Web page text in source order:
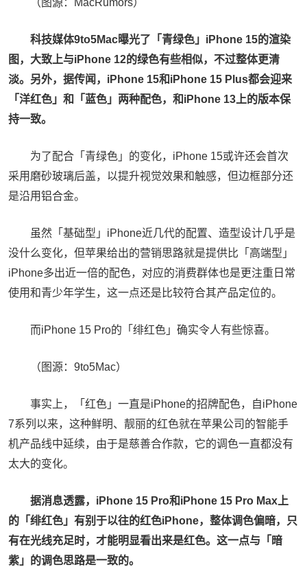
（图源：MacRumors）
科技媒体9to5Mac曝光了「青绿色」iPhone 15的渲染
图，大致上与iPhone 12的绿色有些相似，不过整体更清
淡。另外，据传闻，iPhone 15和iPhone 15 Plus都会迎来
「洋红色」和「蓝色」两种配色，和iPhone 13上的版本保
持一致。
为了配合「青绿色」的变化，iPhone 15或许还会首次
采用磨砂玻璃后盖，以提升视觉效果和触感，但边框部分还
是沿用铝合金。
虽然「基础型」iPhone近几代的配置、造型设计几乎是
没什么变化，但苹果给出的营销思路就是提供比「高端型」
iPhone多出近一倍的配色，对应的消费群体也是更注重日常
使用和青少年学生，这一点还是比较符合其产品定位的。
而iPhone 15 Pro的「绯红色」确实令人有些惊喜。
（图源：9to5Mac）
事实上，「红色」一直是iPhone的招牌配色，自iPhone
7系列以来，这种鲜明、靓丽的红色就在苹果公司的智能手
机产品线中延续，由于是慈善合作款，它的调色一直都没有
太大的变化。
据消息透露，iPhone 15 Pro和iPhone 15 Pro Max上
的「绯红色」有别于以往的红色iPhone，整体调色偏暗，只
有在光线充足时，才能明显看出来是红色。这一点与「暗
紫」的调色思路是一致的。